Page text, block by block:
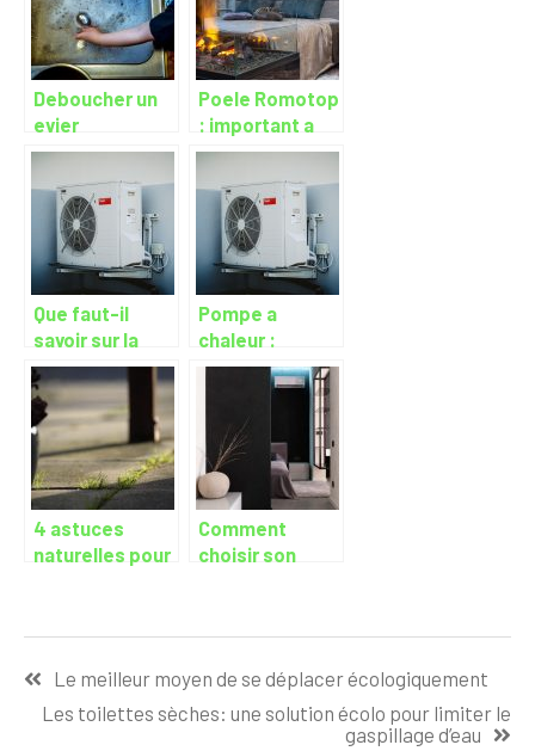
Deboucher un
evier
naturellement :
comment faire
Poele Romotop
: important a
savoir
Que faut-il
savoir sur la
pompe a
chaleur ?
Pompe a
chaleur :
definition et
avantages
4 astuces
naturelles pour
herbes
Comment
choisir son
Le meilleur moyen de se déplacer écologiquement
Les toilettes sèches: une solution écolo pour limiter le
gaspillage d’eau